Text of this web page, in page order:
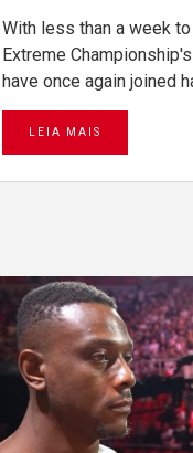
With less than a week
Extreme
have once again joined
LEIA MAIS